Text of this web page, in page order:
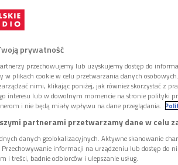
szykuje
po kontuzji i jest duża szansa,
prywatność
przechowujemy lub uzyskujemy dostęp do
w plikach cookie w celu przetwarzania danych
nimi, klikając poniżej, jak również skorzystać z
interesu lub w dowolnym momencie na stronie polityki
i nie będą miały wpływu na dane przeglądania.
partnerami przetwarzamy dane w celu
danych geolokalizacyjnych. Aktywne skanowanie
informacji na urządzeniu lub dostęp do
i treści, badnie odbiorców i ulepszanie usług.